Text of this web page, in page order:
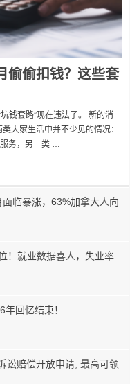
偷偷扣钱？这些套
钱套路”现在违法了。 新的消
大家生活中并不少见的情况：
服务，另一类 …
临暴涨，63%加拿大人向
！就业数据喜人，失业率
回忆结束！
讼赔偿开放申请, 最高可领